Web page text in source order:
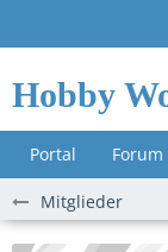
Hobby
Portal Forum
Mitglieder